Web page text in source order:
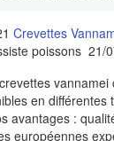
Crevettes
poissons 21/
vannamei
en différentes
avantages :
européennes